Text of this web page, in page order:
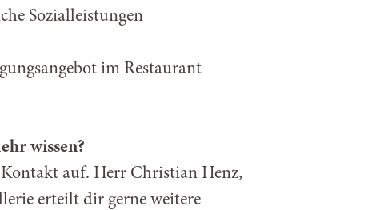
Sozialleistungen
im Restaurant
wissen?
auf. Herr Christian Henz,
erteilt dir gerne weitere